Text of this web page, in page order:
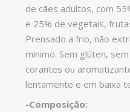
de cães adultos, com
e 25% de vegetais,
Prensado a frio, não
mínimo. Sem glúten,
corantes ou
lentamente e em baixa
-Composição: